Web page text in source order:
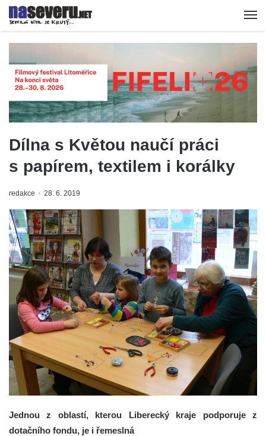
Dílna s Květou naučí práci
s papírem, textilem i korálky
redakce 28. 6. 2019
Jednou z oblastí, kterou Liberecký kraje podporuje z
dotačního fondu, je i řemeslná